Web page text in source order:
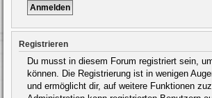
Registrieren
Du musst in diesem Forum registriert sein,
können. Die Registrierung ist in wenigen
und ermöglicht dir, auf weitere Funktionen